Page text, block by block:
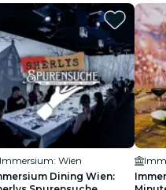
Immersium: Wien
Dining Wien: